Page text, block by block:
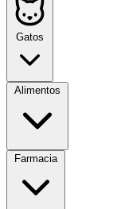
Gatos
Alimentos
Farmacia